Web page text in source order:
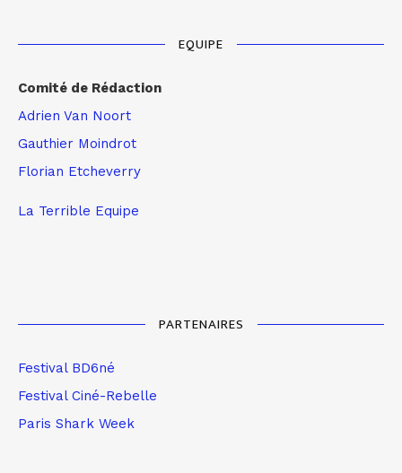
EQUIPE
Comité de Rédaction
Adrien Van Noort
Gauthier Moindrot
Florian Etcheverry
La Terrible Equipe
PARTENAIRES
Festival BD6né
Festival Ciné-Rebelle
Paris Shark Week